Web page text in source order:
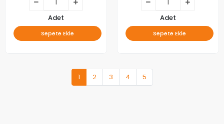
Adet
Sepete Ekle
Adet
Sepete Ekle
1 2 3 4 5